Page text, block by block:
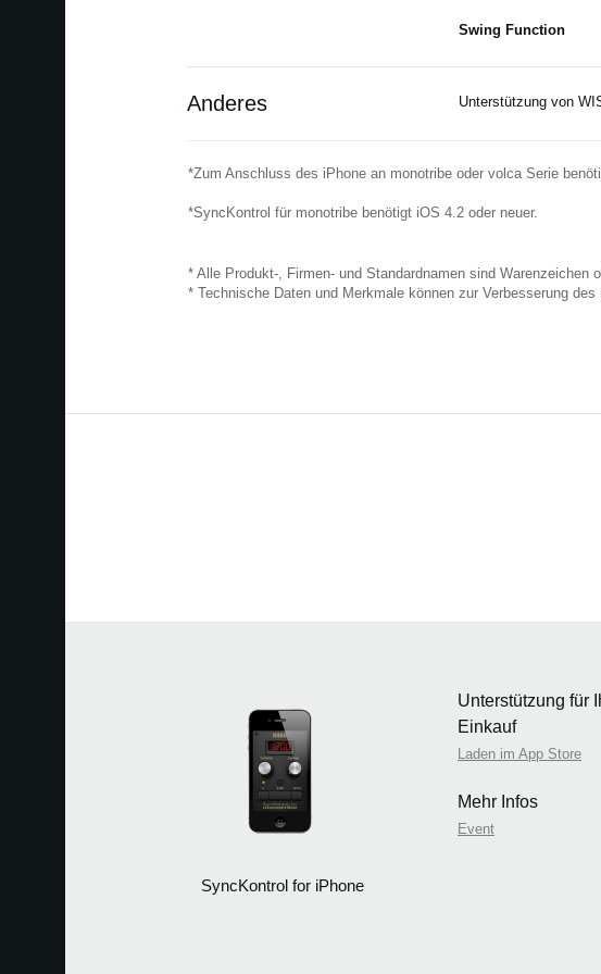
Swing Function
Anderes Unterstützung von
*Zum Anschluss des iPhone an monotribe oder volca Serie
*SyncKontrol für monotribe benötigt iOS 4.2 oder neuer.
* Alle Produkt-, Firmen- und Standardnamen sind Warenzeichen
* Technische Daten und Merkmale können zur Verbesserung
SyncKontrol for iPhone
Unterstützung für
Einkauf
Laden im App Store
Mehr Infos
Event